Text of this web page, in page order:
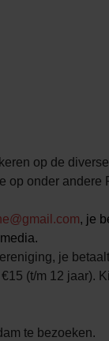
op de
op onder andere
, je
je
(t/m 12 jaar).
te bezoeken.